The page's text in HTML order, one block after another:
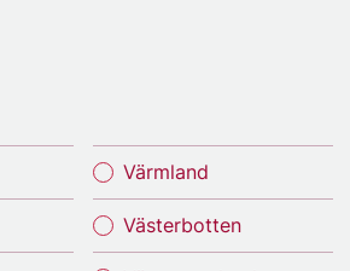
Värmland
Västerbotten